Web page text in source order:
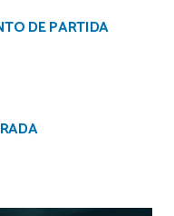
DE PARTIDA